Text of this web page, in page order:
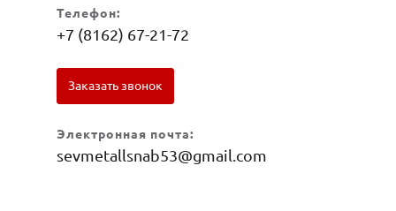
Телефон:
+7 (8162) 67-21-72
Заказать звонок
Электронная почта:
sevmetallsnab53@gmail.com